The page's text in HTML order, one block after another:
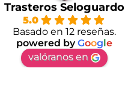
Trasteros Seloguardo
5.0
Basado en 12 reseñas.
powered byGoogle
valóranos en